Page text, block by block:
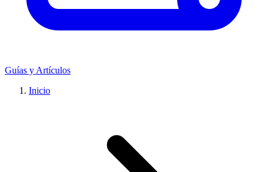
Guías y Artículos
Inicio